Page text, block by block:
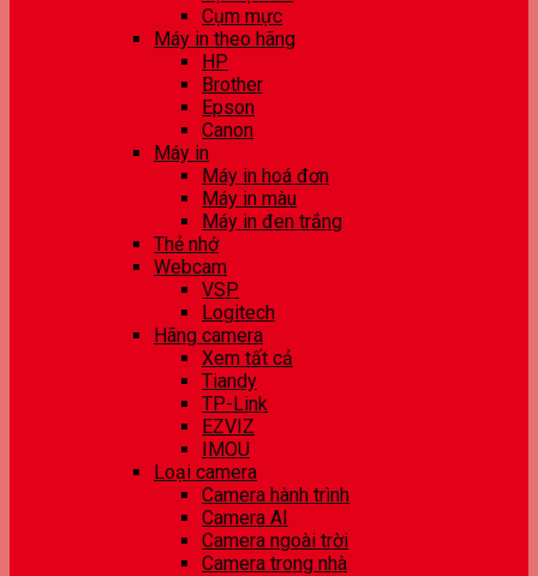
Cụm mực
Máy in theo hãng
HP
Brother
Epson
Canon
Máy in
Máy in hoá đơn
Máy in màu
Máy in đen trắng
Thẻ nhớ
Webcam
VSP
Logitech
Hãng camera
Xem tất cả
Tiandy
TP-Link
EZVIZ
IMOU
Loại camera
Camera hành trình
Camera AI
Camera ngoài trời
Camera trong nhà